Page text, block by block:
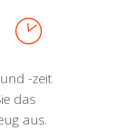
-zeit
das
aus.